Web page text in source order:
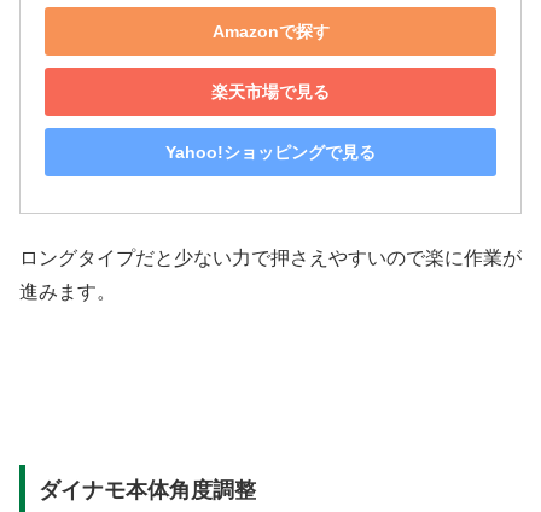
Amazonで探す
楽天市場で見る
Yahoo!ショッピングで見る
ロングタイプだと少ない力で押さえやすいので楽に作業が
進みます。
ダイナモ本体角度調整